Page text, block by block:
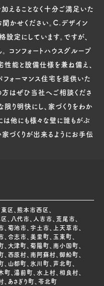
えることなく十分ご満足いた
聞かせください。C.デザイン
定にしています。ですが、
コンフォートハウスグループ
能と設備仕様を兼ね備え、
フォーマンス住宅を提供いた
はぜひ当社へご相談くださ
り明快にし、家づくりをわか
は他にも様々な壁に誰もがぶ
づくりが出来るようにお手伝
区、熊本市西区、
八代市、人吉市、荒尾市、
菊池市、宇土市、上天草市、
合志市、美里町、玉東町、
大津町、菊陽町、南小国町、
西原村、南阿蘇村、御船町、
山都町、氷川町、芦北町、
、湯前町、水上村、相良村、
あさぎり町、苓北町